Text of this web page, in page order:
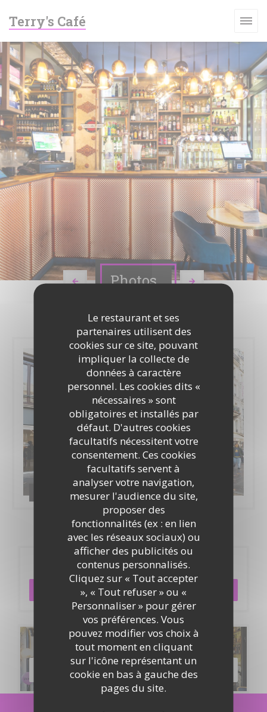
Le restaurant et ses
partenaires utilisent des
cookies sur ce site, pouvant
impliquer la collecte de
données à caractère
personnel. Les cookies dits «
nécessaires » sont
obligatoires et installés par
défaut. D'autres cookies
facultatifs nécessitent votre
consentement. Ces cookies
facultatifs servent à
analyser votre navigation,
mesurer l'audience du site,
proposer des
fonctionnalités (ex : en lien
avec les réseaux sociaux) ou
afficher des publicités ou
contenus personnalisés.
Cliquez sur « Tout accepter
», « Tout refuser » ou «
Personnaliser » pour gérer
vos préférences. Vous
pouvez modifier vos choix à
tout moment en cliquant
sur l'icône représentant un
cookie en bas à gauche des
pages du site.
Terry's Café
Photos
Restaurant
Réservation
RÉSERVER
Cartes & Menus
DÉCOUVRIR NOTRE CARTE